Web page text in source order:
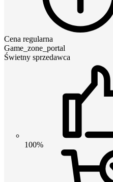
Cena regularna
Game_zone_portal
Świetny sprzedawca
100%